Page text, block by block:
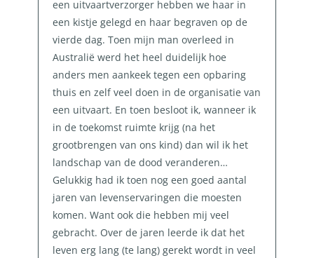
een uitvaartverzorger hebben we haar in
een kistje gelegd en haar begraven op de
vierde dag. Toen mijn man overleed in
Australië werd het heel duidelijk hoe
anders men aankeek tegen een opbaring
thuis en zelf veel doen in de organisatie van
een uitvaart. En toen besloot ik, wanneer ik
in de toekomst ruimte krijg (na het
grootbrengen van ons kind) dan wil ik het
landschap van de dood veranderen…
Gelukkig had ik toen nog een goed aantal
jaren van levenservaringen die moesten
komen. Want ook die hebben mij veel
gebracht. Over de jaren leerde ik dat het
leven erg lang (te lang) gerekt wordt in veel